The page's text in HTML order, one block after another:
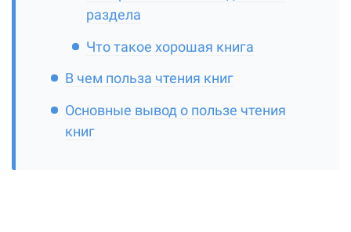
раздела
Что такое хорошая книга
В чем польза чтения книг
Основные вывод о пользе чтения
книг